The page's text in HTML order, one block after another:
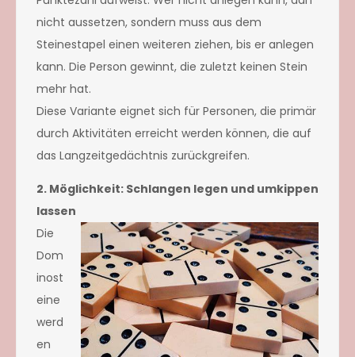
nicht aussetzen, sondern muss aus dem
Steinestapel einen weiteren ziehen, bis er anlegen
kann. Die Person gewinnt, die zuletzt keinen Stein
mehr hat.
Diese Variante eignet sich für Personen, die primär
durch Aktivitäten erreicht werden können, die auf
das Langzeitgedächtnis zurückgreifen.
2. Möglichkeit: Schlangen legen und umkippen
lassen
Die
Dom
inost
eine
werd
en